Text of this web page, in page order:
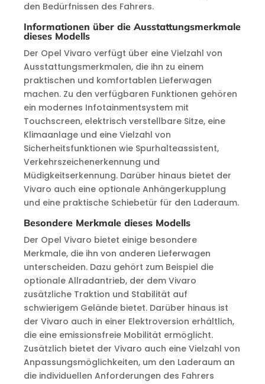
den Bedürfnissen des Fahrers.
Informationen über die Ausstattungsmerkmale
dieses Modells
Der Opel Vivaro verfügt über eine Vielzahl von
Ausstattungsmerkmalen, die ihn zu einem
praktischen und komfortablen Lieferwagen
machen. Zu den verfügbaren Funktionen gehören
ein modernes Infotainmentsystem mit
Touchscreen, elektrisch verstellbare Sitze, eine
Klimaanlage und eine Vielzahl von
Sicherheitsfunktionen wie Spurhalteassistent,
Verkehrszeichenerkennung und
Müdigkeitserkennung. Darüber hinaus bietet der
Vivaro auch eine optionale Anhängerkupplung
und eine praktische Schiebetür für den Laderaum.
Besondere Merkmale dieses Modells
Der Opel Vivaro bietet einige besondere
Merkmale, die ihn von anderen Lieferwagen
unterscheiden. Dazu gehört zum Beispiel die
optionale Allradantrieb, der dem Vivaro
zusätzliche Traktion und Stabilität auf
schwierigem Gelände bietet. Darüber hinaus ist
der Vivaro auch in einer Elektroversion erhältlich,
die eine emissionsfreie Mobilität ermöglicht.
Zusätzlich bietet der Vivaro auch eine Vielzahl von
Anpassungsmöglichkeiten, um den Laderaum an
die individuellen Anforderungen des Fahrers